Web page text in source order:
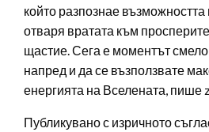
който разпознае
отваря вратата към
щастие. Сега е моментът
напред и да се възползвате
енергията на Вселената, пише
Публикувано с изричното